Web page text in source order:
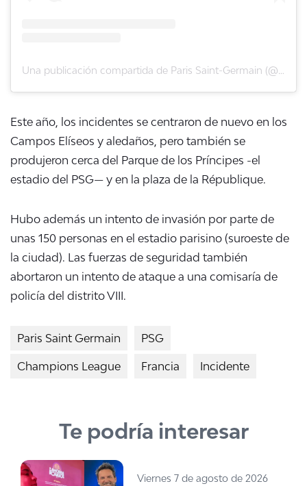
Este año, los incidentes se centraron de nuevo en los
Campos Elíseos y aledaños, pero también se
produjeron cerca del Parque de los Príncipes -el
estadio del PSG— y en la plaza de la République.
Hubo además un intento de invasión por parte de
unas 150 personas en el estadio parisino (suroeste de
la ciudad). Las fuerzas de seguridad también
abortaron un intento de ataque a una comisaría de
policía del distrito VIII.
Paris Saint Germain PSG
Champions League Francia Incidente
Te podría interesar
Viernes 7 de agosto de 2026